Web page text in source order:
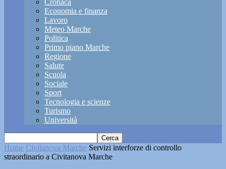
Cronaca
Economia e finanza
Lavoro
Meteo Marche
Politica
Primo piano Marche
Regione
Salute
Scuola
Sociale
Sport
Tecnologia e scienze
Turismo
Università
Home Civitanova Marche Servizi interforze di controllo
straordinario a Civitanova Marche